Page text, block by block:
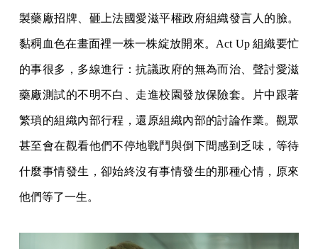
製藥廠招牌、砸上法國愛滋平權政府組織發言人的臉。
黏稠血色在畫面裡一株一株綻放開來。Act Up 組織要忙
的事很多，多線進行：抗議政府的無為而治、聲討愛滋
藥廠測試的不明不白、走進校園發放保險套。片中跟著
繁瑣的組織內部行程，還原組織內部的討論作業。觀眾
甚至會在觀看他們不停地戰鬥與倒下間感到乏味，等待
什麼事情發生，卻始終沒有事情發生的那種心情，原來
他們等了一生。